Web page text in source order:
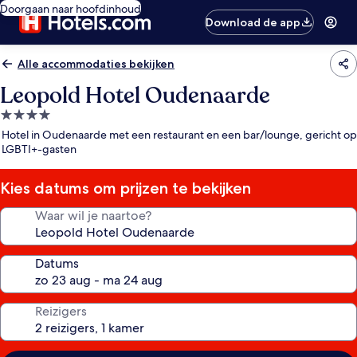
Doorgaan naar hoofdinhoud
Download de app
Alle accommodaties bekijken
Leopold Hotel Oudenaarde
4.0-
sterrenaccommodatie
Hotel in Oudenaarde met een restaurant en een bar/lounge, gericht op
LGBTI+-gasten
Kies datums om prijzen te bekijken
Waar wil je naartoe?
Datums
Reizigers